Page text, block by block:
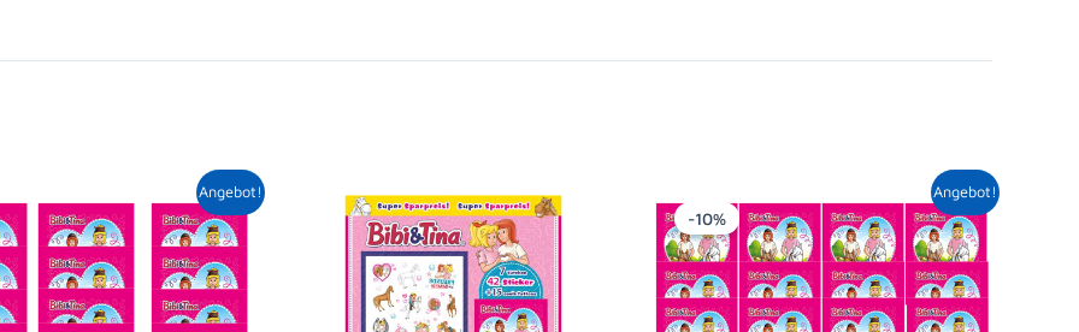
Angebot!
Ursprünglicher
Preis
war:
15,00 €
Aktueller
Preis
ist:
13,95 €.
Angebot!
-10%
Ursprünglicher
Preis
war:
20,00 €
Aktueller
Preis
ist:
17,99 €.